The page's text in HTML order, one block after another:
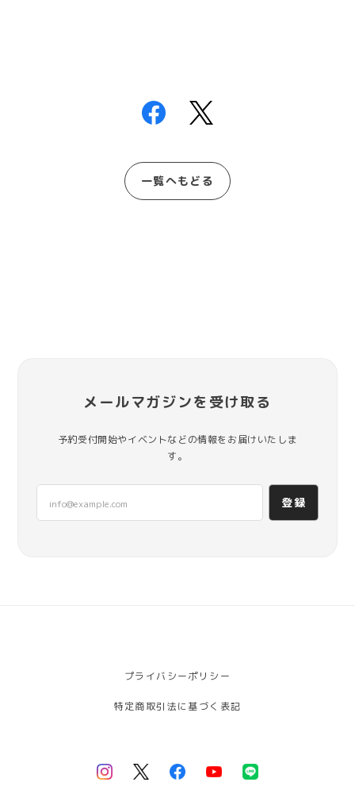
一覧へもどる
メールマガジンを受け取る
予約受付開始やイベントなどの情報をお届けいたしま
す。
登録
プライバシーポリシー
特定商取引法に基づく表記